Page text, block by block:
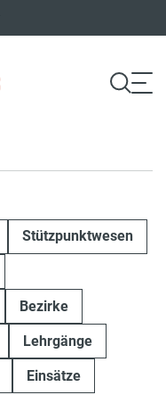
Stützpunktwesen
Bezirke
Lehrgänge
Einsätze